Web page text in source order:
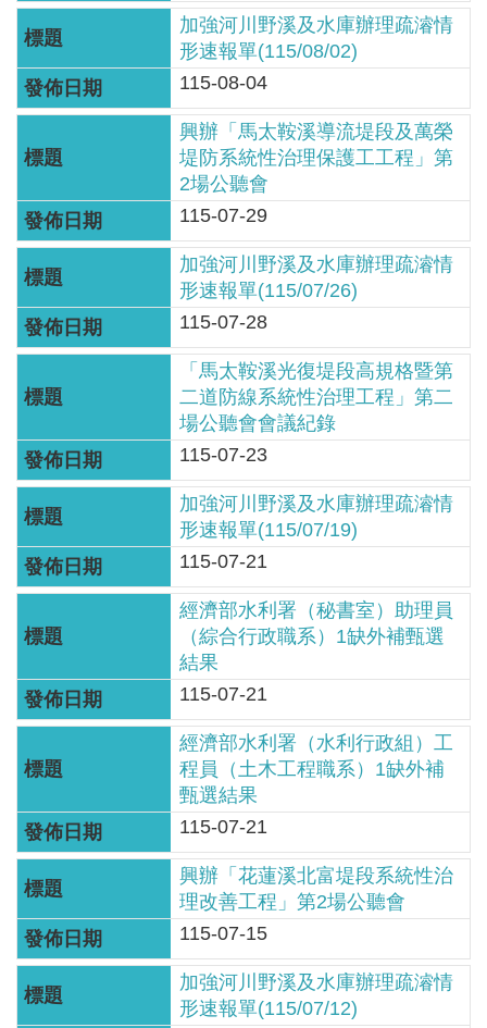
網
站
導
覽
回
頁
意
見
信
箱
常
問
答
廉
政
平
臺
性
平
區
English
RSS
互
動
交
加強河川野溪及水庫辦理疏濬情
形速報單(115/08/02)
115-08-04
興辦「馬太鞍溪導流堤段及萬榮
堤防系統性治理保護工工程」第
2場公聽會
115-07-29
加強河川野溪及水庫辦理疏濬情
形速報單(115/07/26)
115-07-28
「馬太鞍溪光復堤段高規格暨第
二道防線系統性治理工程」第二
場公聽會會議紀錄
115-07-23
加強河川野溪及水庫辦理疏濬情
形速報單(115/07/19)
115-07-21
經濟部水利署（秘書室）助理員
（綜合行政職系）1缺外補甄選
結果
115-07-21
經濟部水利署（水利行政組）工
程員（土木工程職系）1缺外補
甄選結果
115-07-21
興辦「花蓮溪北富堤段系統性治
理改善工程」第2場公聽會
115-07-15
加強河川野溪及水庫辦理疏濬情
形速報單(115/07/12)